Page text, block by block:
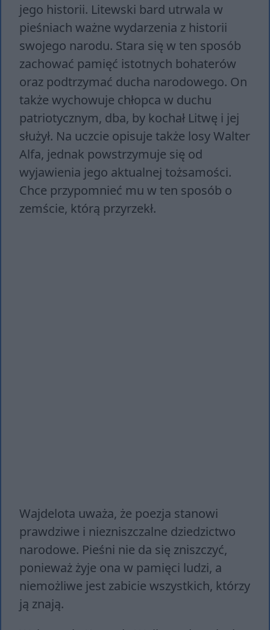
jego historii. Litewski bard utrwala w
pieśniach ważne wydarzenia z historii
swojego narodu. Stara się w ten sposób
zachować pamięć istotnych bohaterów
oraz podtrzymać ducha narodowego. On
także wychowuje chłopca w duchu
patriotycznym, dba, by kochał Litwę i jej
służył. Na uczcie opisuje także losy Walter
Alfa, jednak powstrzymuje się od
wyjawienia jego aktualnej tożsamości.
Chce przypomnieć mu w ten sposób o
zemście, którą przyrzekł.
Wajdelota uważa, że poezja stanowi
prawdziwe i niezniszczalne dziedzictwo
narodowe. Pieśni nie da się zniszczyć,
ponieważ żyje ona w pamięci ludzi, a
niemożliwe jest zabicie wszystkich, którzy
ją znają.